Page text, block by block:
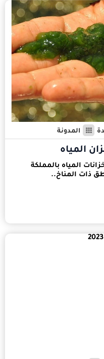
المدونة
المياه
المياه بالمملكة
ذات المناخ..